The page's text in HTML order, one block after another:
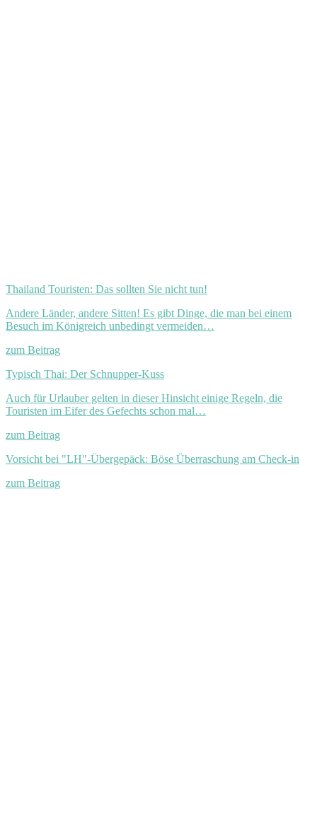
Thailand Touristen: Das sollten Sie nicht tun!
Andere Länder, andere Sitten! Es gibt Dinge, die man bei einem
Besuch im Königreich unbedingt vermeiden…
zum Beitrag
Typisch Thai: Der Schnupper-Kuss
Auch für Urlauber gelten in dieser Hinsicht einige Regeln, die
Touristen im Eifer des Gefechts schon mal…
zum Beitrag
Vorsicht bei "LH"-Übergepäck: Böse Überraschung am Check-in
zum Beitrag